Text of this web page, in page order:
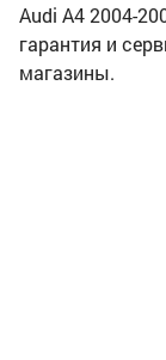
Audi A4 2004-
гарантия и
магазины.